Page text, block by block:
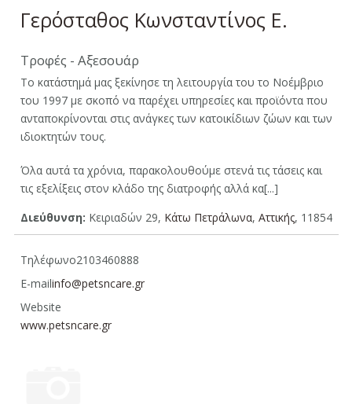
Γερόσταθος Κωνσταντίνος Ε.
Τροφές - Αξεσουάρ
Το κατάστημά μας ξεκίνησε τη λειτουργία του το Νοέμβριο
του 1997 με σκοπό να παρέχει υπηρεσίες και προϊόντα που
ανταποκρίνονται στις ανάγκες των κατοικίδιων ζώων και των
ιδιοκτητών τους.
Όλα αυτά τα χρόνια, παρακολουθούμε στενά τις τάσεις και
τις εξελίξεις στον κλάδο της διατροφής αλλά κα[...]
Διεύθυνση: Κειριαδών 29, Κάτω Πετράλωνα, Aττικής, 11854
Τηλέφωνο2103460888
E-mailinfo@petsncare.gr
Website
www.petsncare.gr